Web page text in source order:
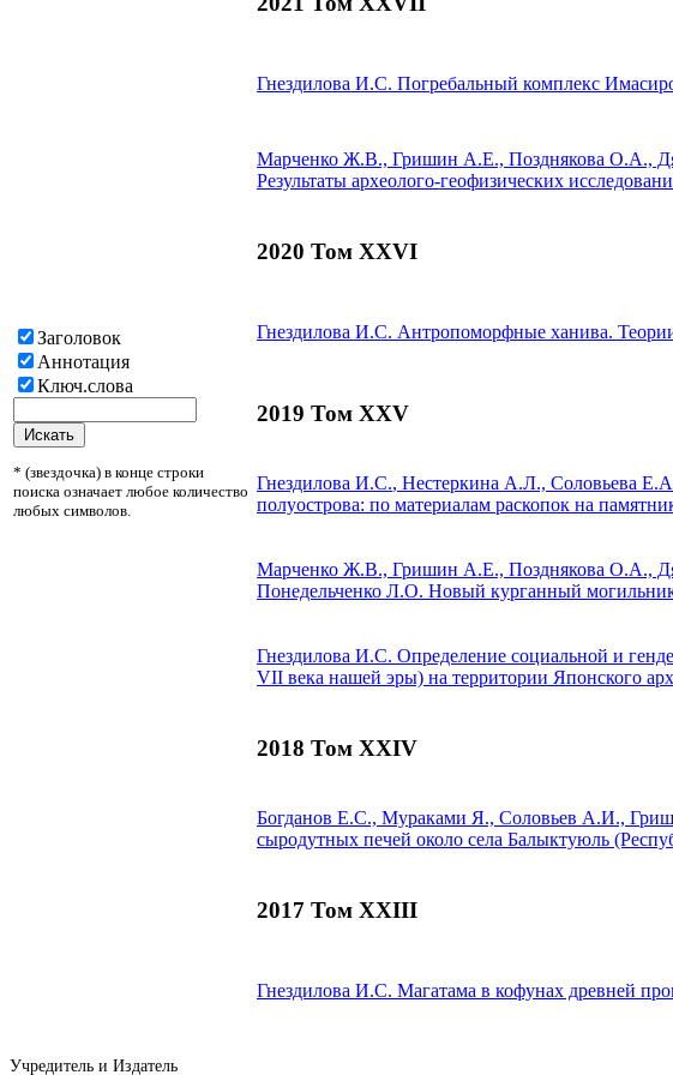
Заголовок
Аннотация
Ключ.слова
* (звездочка) в конце строки
поиска означает любое количество
любых символов.
Гнездилова И.С. Погребальный комплекс
Марченко Ж.В., Гришин А.Е., Позднякова О.А.,
Результаты археолого-геофизических
2020 Том XXVI
Гнездилова И.С. Антропоморфные ханива.
2019 Том XXV
Гнездилова И.С., Нестеркина А.Л., Соловьева
полуострова: по материалам раскопок на
Марченко Ж.В., Гришин А.Е., Позднякова О.А.,
Понедельченко Л.О. Новый курганный
Гнездилова И.С. Определение социальной и
VII века нашей эры) на территории Японского
2018 Том XXIV
Богданов Е.С., Мураками Я., Соловьев А.И.,
сыродутных печей около села Балыктуюль
2017 Том XXIII
Гнездилова И.С. Магатама в кофунах древней
Учредитель и Издатель